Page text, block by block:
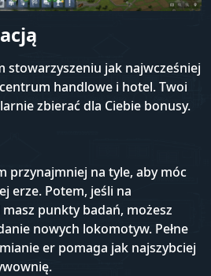
stowarzyszeniu jak najwcześniej
handlowe i hotel. Twoi
zbierać dla Ciebie bonusy.
przynajmniej na tyle, aby móc
erze. Potem, jeśli na
punkty badań, możesz
nowych lokomotyw. Pełne
er pomaga jak najszybciej